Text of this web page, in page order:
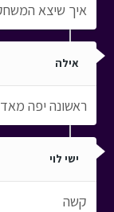
איך שיצא
אילה
ראשונה יפה מאד
ישי לוי
קשה